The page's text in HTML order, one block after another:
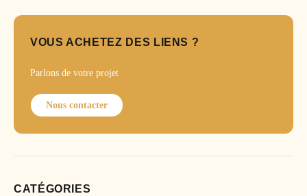
VOUS ACHETEZ DES LIENS ?
Parlons de votre projet
Nous contacter
CATÉGORIES